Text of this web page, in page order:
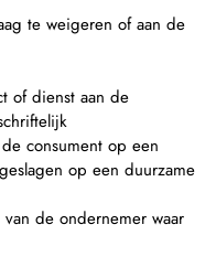
te weigeren of aan de
of dienst aan de
consument op een
op een duurzame
de ondernemer waar